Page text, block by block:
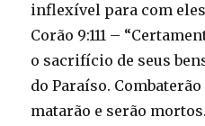
inflexível para com
Corão 9:111 –
o sacrifício de seus
do Paraíso.
matarão e serão